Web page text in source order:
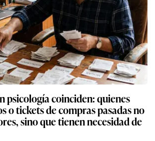
psicología coinciden: quienes
o tickets de compras pasadas no
sino que tienen necesidad de